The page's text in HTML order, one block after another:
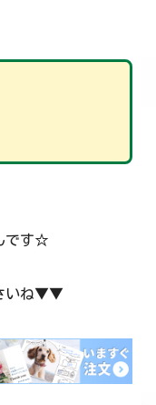
です☆
いね▼▼